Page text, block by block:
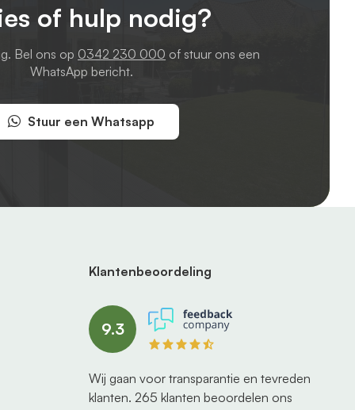
of hulp nodig?
Bel ons op 0342 230 000 of stuur ons een
WhatsApp bericht.
Stuur een Whatsapp
Klantenbeoordeling
9.3
Wij gaan voor transparantie en tevreden
klanten. 265 klanten beoordelen ons